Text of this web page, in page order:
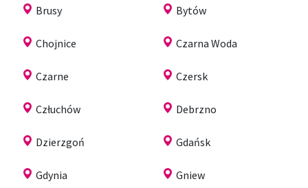
Brusy Bytów
Chojnice Czarna Woda
Czarne Czersk
Człuchów Debrzno
Dzierzgoń Gdańsk
Gdynia Gniew